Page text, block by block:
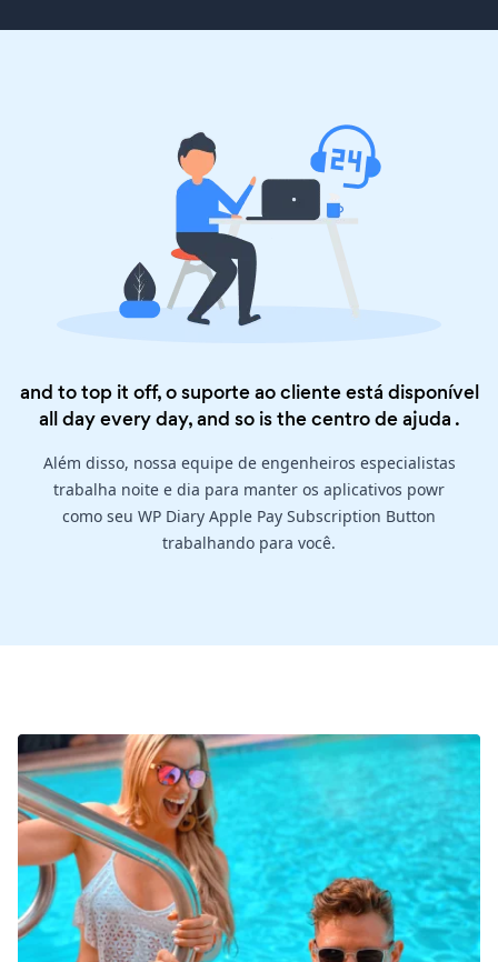
and to top it off, o suporte ao cliente está disponível
all day every day, and so is thecentro de ajuda .
Além disso, nossa equipe de engenheiros especialistas
trabalha noite e dia para manter os aplicativos powr
como seu WP Diary Apple Pay Subscription Button
trabalhando para você.